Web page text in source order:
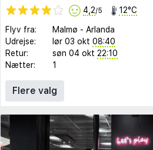
4,2/5 12°C
Flyv fra: Malmø - Arlanda
Udrejse:
lør 03 okt 08:40
Retur:
søn 04 okt 22:10
Nætter:
1
Flere valg